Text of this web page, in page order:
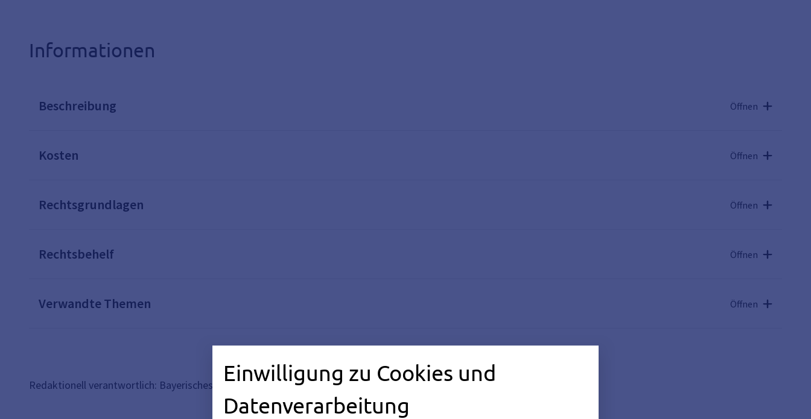
Informationen
Beschreibung Öffnen
Kosten Öffnen
Rechtsgrundlagen Öffnen
Rechtsbehelf Öffnen
Verwandte Themen Öffnen
Redaktionell verantwortlich: Bayerisches Staatsministerium des Innern, für Sport und Integration (siehe
Einwilligung zu Cookies und
Datenverarbeitung